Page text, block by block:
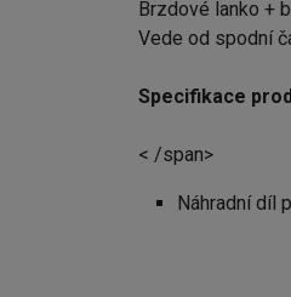
Brzdové lanko +
Vede od spodní
Specifikace
< /span>
Náhradní díl